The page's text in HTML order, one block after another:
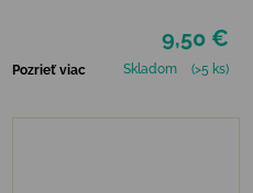
9,50 €
Pozrieť viac Skladom (>5 ks)